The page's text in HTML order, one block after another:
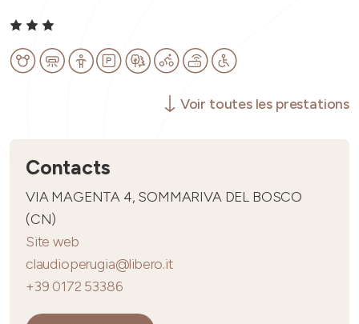
Voir toutes les prestations
Contacts
VIA MAGENTA 4, SOMMARIVA DEL BOSCO
(CN)
Site web
claudioperugia@libero.it
+39 0172 53386